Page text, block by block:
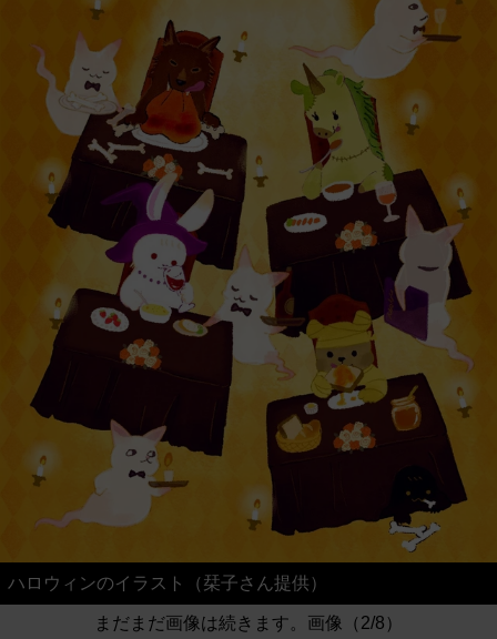
ハロウィンのイラスト（栞子さん提供）
まだまだ画像は続きます。画像（2/8）